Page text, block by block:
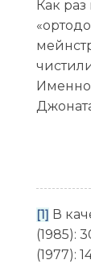
Как
Именно
[1] В
(1985):
(1977):